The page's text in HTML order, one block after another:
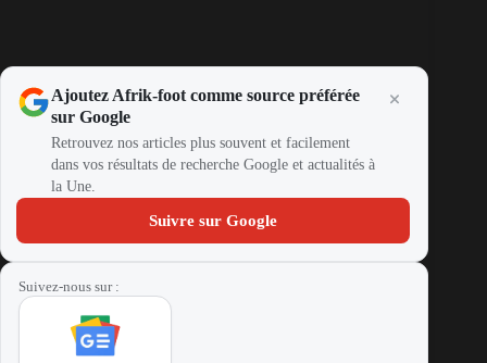
Ajoutez Afrik-foot comme source préférée
sur Google
Retrouvez nos articles plus souvent et facilement
dans vos résultats de recherche Google et actualités à
la Une.
Suivre sur Google
Suivez-nous sur :